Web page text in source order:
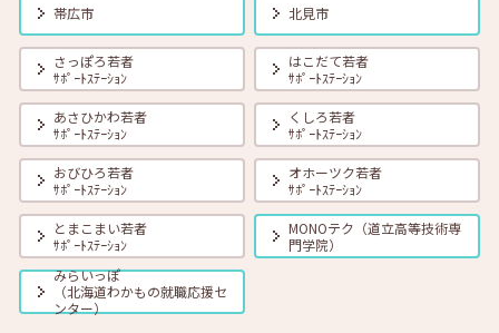
【帯広・対面】3月18日（火）就勝塾 志望動機と自己PRのポイン
ト 14:00～14:40
2025年03月01日(土) セミナー 在職者 学生 求職者
【函館・対面】3月19日（水）就勝塾 「就活ストレス４つの解消法」
13:30～14:30
2025年03月01日(土)
【北見・対面】3月19日（水）就勝塾 自分を知る「４つのタイプ」
（基本編） 13:30 ～ 14:30
2025年03月01日(土) セミナー
帯広市 北見市
さっぽろ若者
ｻﾎﾟｰﾄｽﾃｰｼｮﾝ
はこだて若者
ｻﾎﾟｰﾄｽﾃｰｼｮﾝ
あさひかわ若者
ｻﾎﾟｰﾄｽﾃｰｼｮﾝ
くしろ若者
ｻﾎﾟｰﾄｽﾃｰｼｮﾝ
おびひろ若者
ｻﾎﾟｰﾄｽﾃｰｼｮﾝ
オホーツク若者
ｻﾎﾟｰﾄｽﾃｰｼｮﾝ
とまこまい若者
ｻﾎﾟｰﾄｽﾃｰｼｮﾝ
MONOテク（道立高等技術専
門学院）
みらいっぽ
（北海道わかもの就職応援セ
ンター）